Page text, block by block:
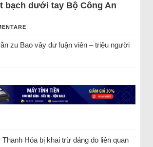
bạch dưới tay Bộ Công An
zu Bao vây dư luận viên – triệu người
Hóa bị khai trừ đảng do liên quan